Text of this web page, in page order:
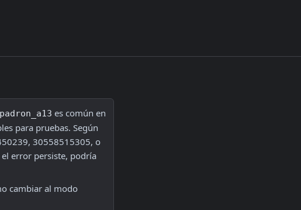
es común en
30558515305, o
error persiste, podría
cambiar al modo